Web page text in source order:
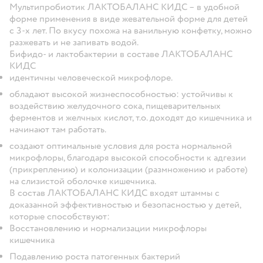
Мультипробиотик ЛАКТОБАЛАНС КИДС – в удобной
форме применения в виде жевательной форме для детей
с 3-х лет. По вкусу похожа на ванильную конфетку, можно
разжевать и не запивать водой.
Бифидо- и лактобактерии в составе ЛАКТОБАЛАНС
КИДС
идентичны человеческой микрофлоре.
обладают высокой жизнеспособностью: устойчивы к
воздействию желудочного сока, пищеварительных
ферментов и желчных кислот, т.о. доходят до кишечника и
начинают там работать.
создают оптимальные условия для роста нормальной
микрофлоры, благодаря высокой способности к адгезии
(прикреплению) и колонизации (размножению и работе)
на слизистой оболочке кишечника.
В состав ЛАКТОБАЛАНС КИДС входят штаммы с
доказанной эффективностью и безопасностью у детей,
которые способствуют:
Восстановлению и нормализации микрофлоры
кишечника
Подавлению роста патогенных бактерий